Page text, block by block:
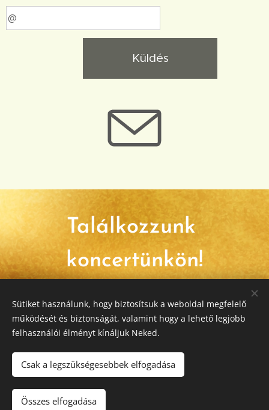
Küldés
Találkozzunk
koncertünkön!
Lépj kapcsolatba velünk
OPUS ART 2000 Bt
Adószám:
Az oldalt a
Sütiket használunk, hogy biztosítsuk a weboldal megfelelő
működését és biztonságát, valamint hogy a lehető legjobb
felhasználói élményt kínáljuk Neked.
Csak a legszükségesebbek elfogadása
Összes elfogadása